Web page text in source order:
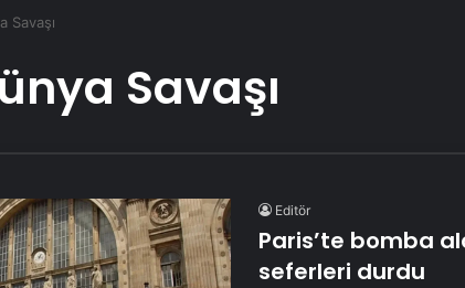
Savaşı
Savaşı
Editör
Paris’te bomba
seferleri durdu